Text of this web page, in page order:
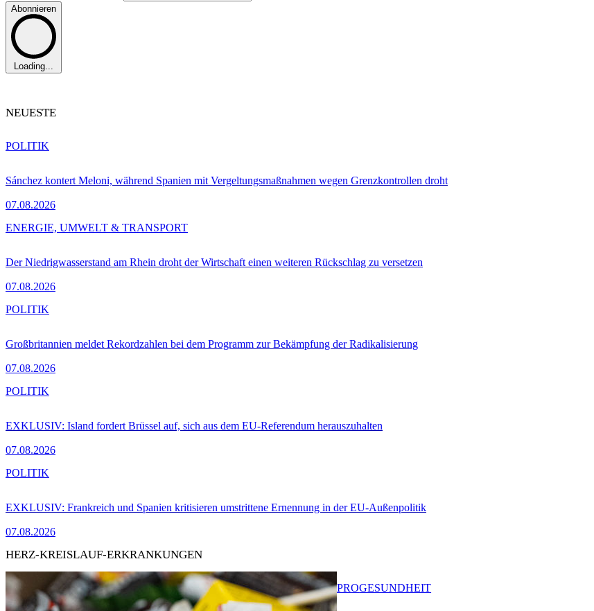
Abonnieren
Loading...
NEUESTE
Sánchez kontert Meloni, während Spanien mit Vergeltungsmaßnahmen wegen Grenzkontrollen droht
07.08.2026
POLITIK
Der Niedrigwasserstand am Rhein droht der Wirtschaft einen weiteren Rückschlag zu versetzen
07.08.2026
ENERGIE, UMWELT & TRANSPORT
Großbritannien meldet Rekordzahlen bei dem Programm zur Bekämpfung der Radikalisierung
07.08.2026
POLITIK
EXKLUSIV: Island fordert Brüssel auf, sich aus dem EU-Referendum herauszuhalten
07.08.2026
POLITIK
EXKLUSIV: Frankreich und Spanien kritisieren umstrittene Ernennung in der EU-Außenpolitik
07.08.2026
POLITIK
HERZ-KREISLAUF-ERKRANKUNGEN
PROGESUNDHEIT